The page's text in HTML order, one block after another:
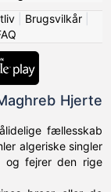
| Brugsvilkår|
Hjerte
fællesskab
algeriske singler
og fejrer den rige